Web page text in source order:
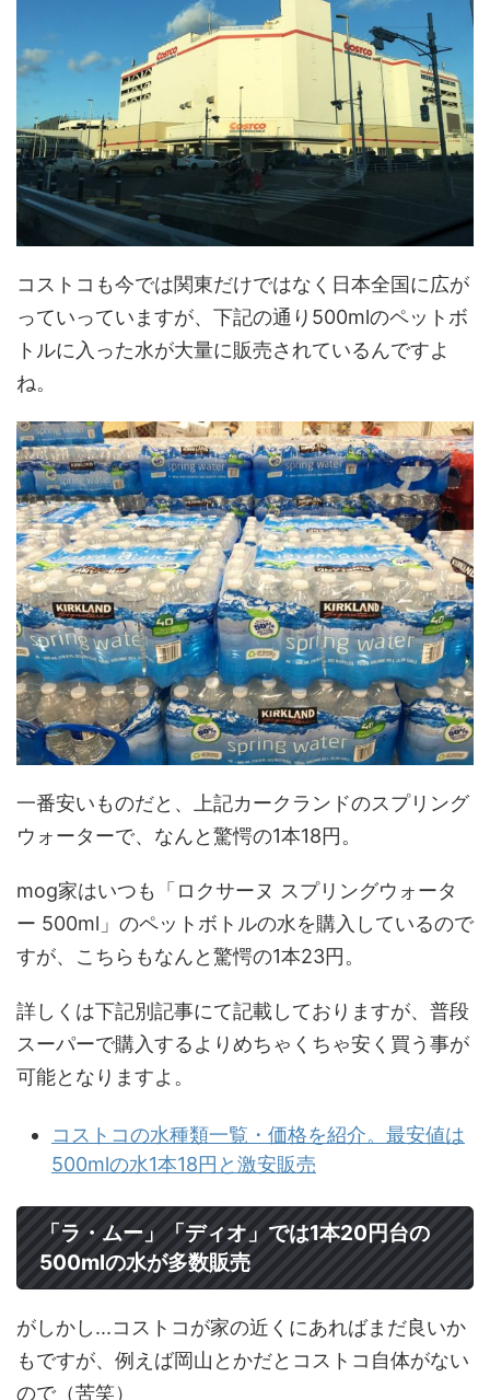
コストコも今では関東だけではなく日本全国に広が
っていっていますが、下記の通り500mlのペットボ
トルに入った水が大量に販売されているんですよ
ね。
一番安いものだと、上記カークランドのスプリング
ウォーターで、なんと驚愕の1本18円。
mog家はいつも「ロクサーヌ スプリングウォータ
ー 500ml」のペットボトルの水を購入しているので
すが、こちらもなんと驚愕の1本23円。
詳しくは下記別記事にて記載しておりますが、普段
スーパーで購入するよりめちゃくちゃ安く買う事が
可能となりますよ。
コストコの水種類一覧・価格を紹介。最安値は
500mlの水1本18円と激安販売
「ラ・ムー」「ディオ」では1本20円台の
500mlの水が多数販売
がしかし...コストコが家の近くにあればまだ良いか
もですが、例えば岡山とかだとコストコ自体がない
ので（苦笑）